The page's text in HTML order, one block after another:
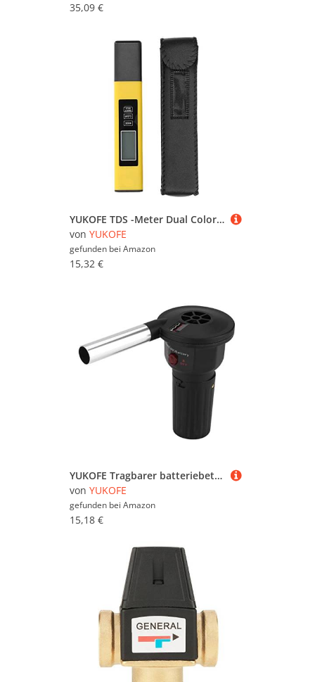
35,09 €
YUKOFE TDS -Meter Dual Color -Eingabeaufforderung Rückbeleuchtung TDS -Test Stift Hochempfindlich Wasserqualitätsdetektor für häusliche Aquakultur
von YUKOFE
gefunden bei Amazon
15,32 €
YUKOFE Tragbarer batteriebetriebener BBQ Lüfter Luftgebläse Easy Operation Quick Fire Start BBQ Camping Picknick Charcoal Grill Grill Barbecue
von YUKOFE
gefunden bei Amazon
15,18 €